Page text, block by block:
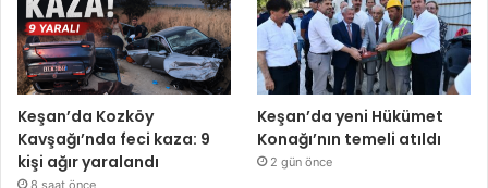
Keşan’da Kozköy
Kavşağı’nda feci kaza: 9
kişi ağır yaralandı
8 saat önce
Keşan’da yeni Hükümet
Konağı’nın temeli atıldı
2 gün önce